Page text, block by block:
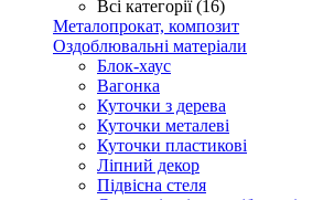
Всі категорії (16)
Металопрокат, композит
Оздоблювальні матеріали
Блок-хаус
Вагонка
Куточки з дерева
Куточки металеві
Куточки пластикові
Ліпний декор
Підвісна стеля